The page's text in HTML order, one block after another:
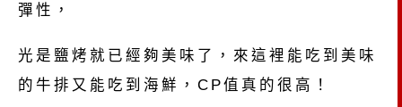
彈性，
光是鹽烤就已經夠美味了，來這裡能吃到美味
的牛排又能吃到海鮮，CP值真的很高！